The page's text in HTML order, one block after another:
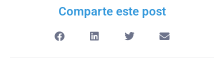
Comparte este post